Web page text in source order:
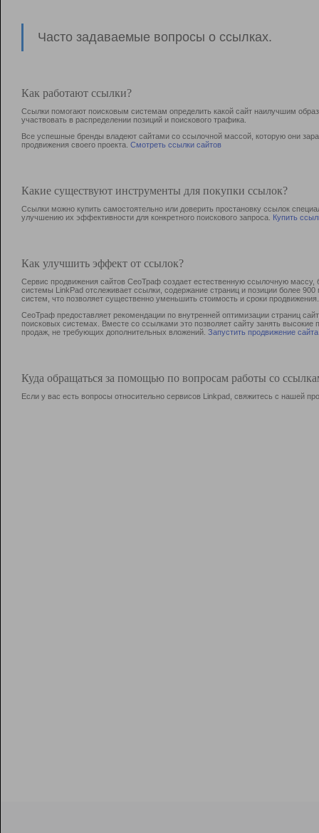
Часто задаваемые вопросы о ссылках.
Как работают ссылки?
Ссылки помогают поисковым системам определить какой сайт наилучшим
участвовать в раcпределении позиций и поискового трафика.
Все успешные бренды владеют сайтами со ссылочной массой, которую они
продвижения своего проекта. Смотреть ссылки сайтов
Какие существуют инструменты для покупки ссылок?
Ссылки можно купить самостоятельно или доверить простановку ссылок
улучшению их эффективности для конкретного поискового запроса. Купить
Как улучшить эффект от ссылок?
Сервис продвижения сайтов СеоТраф создает естественную ссылочную
системы LinkPad отслеживает ссылки, содержание страниц и позиции более
систем, что позволяет существенно уменьшить стоимость и сроки продвижения.
СеоТраф предоставляет рекомендации по внутренней оптимизации страниц
поисковых системах. Вместе со ссылками это позволяет сайту занять
продаж, не требующих дополнительных вложений. Запустить продвижение сайта
Куда обращаться за помощью по вопросам работы со
Если у вас есть вопросы относительно сервисов Linkpad, свяжитесь с нашей